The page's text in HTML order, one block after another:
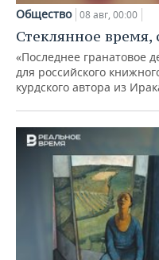
Общество 08 авг, 00:00
Стеклянное время,
«Последнее гранатовое
для российского
курдского автора из